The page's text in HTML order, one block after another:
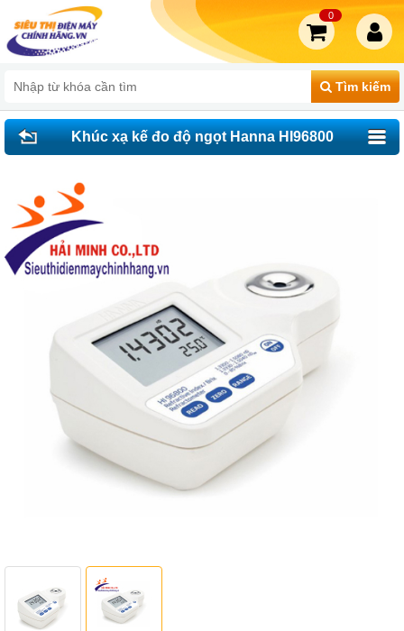
Tìm kiếm
0
Khúc xạ kế đo độ ngọt Hanna HI96800